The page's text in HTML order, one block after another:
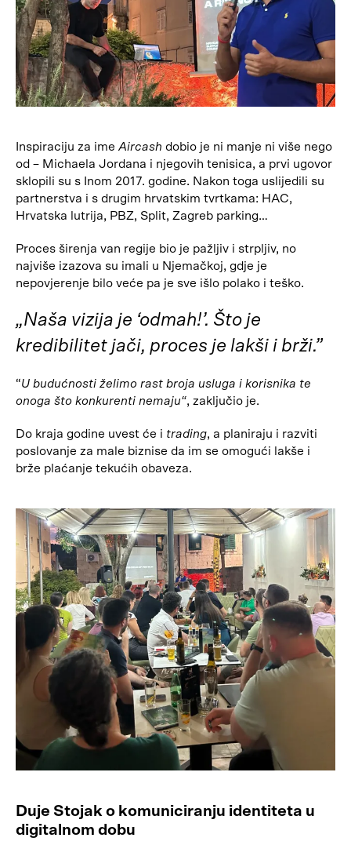
Inspiraciju za ime Aircash dobio je ni manje ni više nego
od – Michaela Jordana i njegovih tenisica, a prvi ugovor
sklopili su s Inom 2017. godine. Nakon toga uslijedili su
partnerstva i s drugim hrvatskim tvrtkama: HAC,
Hrvatska lutrija, PBZ, Split, Zagreb parking…
Proces širenja van regije bio je pažljiv i strpljiv, no
najviše izazova su imali u Njemačkoj, gdje je
nepovjerenje bilo veće pa je sve išlo polako i teško.
„Naša vizija je ‘odmah!’. Što je
kredibilitet jači, proces je lakši i brži.”
“U budućnosti želimo rast broja usluga i korisnika te
onoga što konkurenti nemaju“, zaključio je.
Do kraja godine uvest će i trading, a planiraju i razviti
poslovanje za male biznise da im se omogući lakše i
brže plaćanje tekućih obaveza.
Duje Stojak o komuniciranju identiteta u
digitalnom dobu